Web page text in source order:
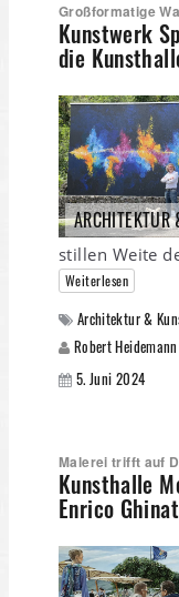
Großformatige
Kunstwerk
die
ARCHITEKTUR
stillen Weite
Weiterlesen
Architektur &
Robert Heidemann
5. Juni 2024
Malerei trifft auf
Kunsthalle
Enrico